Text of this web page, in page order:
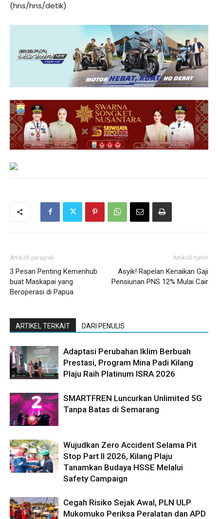
(hns/hns/detik)
Artikulli paraprak
3 Pesan Penting Kemenhub
buat Maskapai yang
Beroperasi di Papua
Artikulli tjetër
Asyik! Rapelan Kenaikan Gaji
Pensiunan PNS 12% Mulai Cair
ARTIKEL TERKAIT DARI PENULIS
Adaptasi Perubahan Iklim Berbuah
Prestasi, Program Mina Padi Kilang
Plaju Raih Platinum ISRA 2026
SMARTFREN Luncurkan Unlimited 5G
Tanpa Batas di Semarang
Wujudkan Zero Accident Selama Pit
Stop Part II 2026, Kilang Plaju
Tanamkan Budaya HSSE Melalui
Safety Campaign
Cegah Risiko Sejak Awal, PLN ULP
Mukomuko Periksa Peralatan dan APD